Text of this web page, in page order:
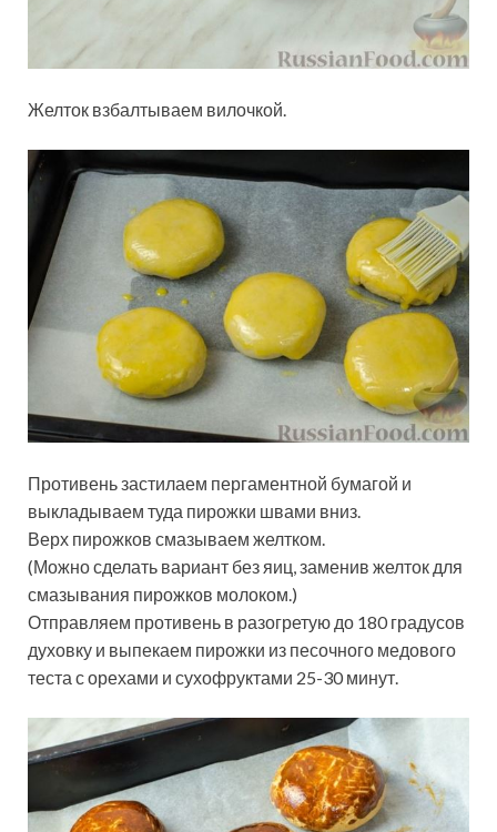
Желток взбалтываем вилочкой.
Противень застилаем пергаментной бумагой и
выкладываем туда пирожки швами вниз.
Верх пирожков смазываем желтком.
(Можно сделать вариант без яиц, заменив желток для
смазывания пирожков молоком.)
Отправляем противень в разогретую до 180 градусов
духовку и выпекаем пирожки из песочного медового
теста с орехами и сухофруктами 25-30 минут.